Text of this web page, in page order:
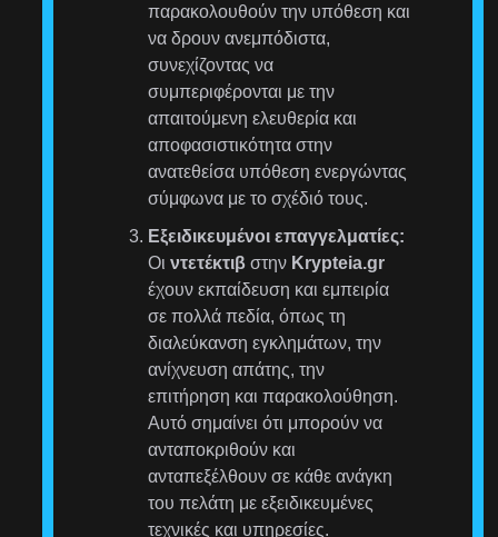
παρακολουθούν την υπόθεση και
να δρουν ανεμπόδιστα,
συνεχίζοντας να
συμπεριφέρονται με την
απαιτούμενη ελευθερία και
αποφασιστικότητα στην
ανατεθείσα υπόθεση ενεργώντας
σύμφωνα με το σχέδιό τους.
Εξειδικευμένοι επαγγελματίες:
Οιντετέκτιβ στην Krypteia.gr
έχουν εκπαίδευση και εμπειρία
σε πολλά πεδία, όπως τη
διαλεύκανση εγκλημάτων, την
ανίχνευση απάτης, την
επιτήρηση και παρακολούθηση.
Αυτό σημαίνει ότι μπορούν να
ανταποκριθούν και
ανταπεξέλθουν σε κάθε ανάγκη
του πελάτη με εξειδικευμένες
τεχνικές και υπηρεσίες.